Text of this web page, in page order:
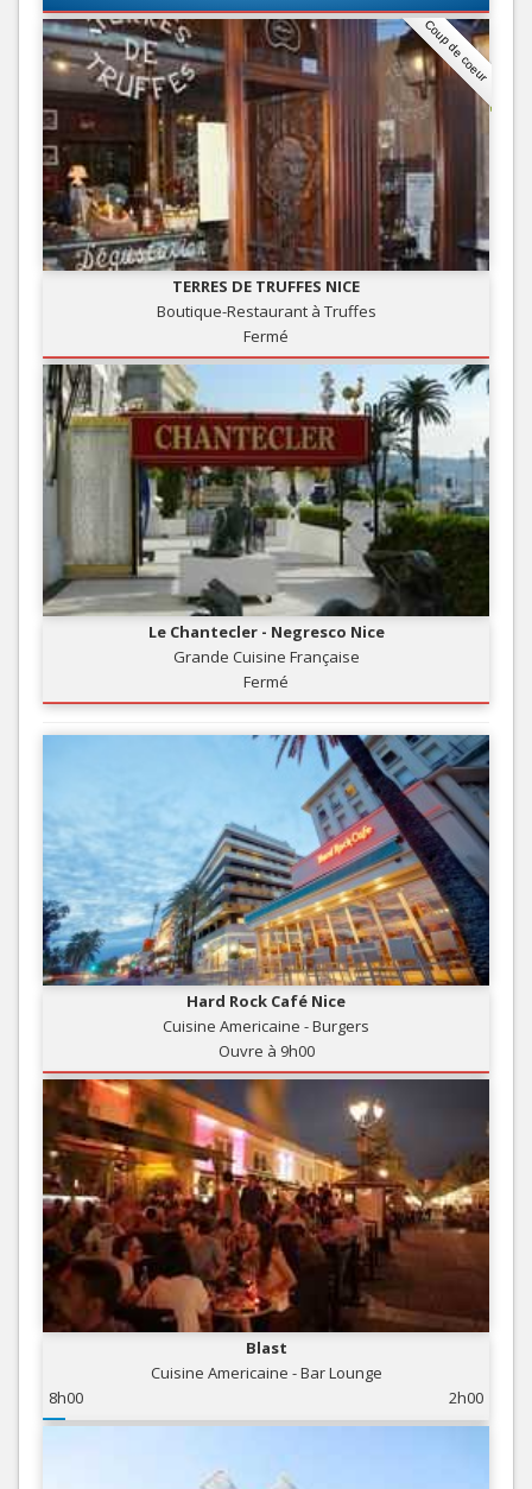
Coup de coeur
TERRES DE TRUFFES NICE
Boutique-Restaurant à Truffes
Fermé
Le Chantecler - Negresco Nice
Grande Cuisine Française
Fermé
Hard Rock Café Nice
Cuisine Americaine - Burgers
Ouvre à 9h00
Blast
Cuisine Americaine - Bar Lounge
8h00
2h00